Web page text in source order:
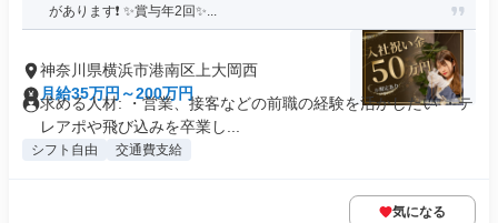
があります❗ ✨賞与年2回✨...
神奈川県横浜市港南区上大岡西
月給35万円～200万円
求める人材: ・営業、接客などの前職の経験を活かしたい ・テ
レアポや飛び込みを卒業し...
シフト自由 交通費支給
気になる